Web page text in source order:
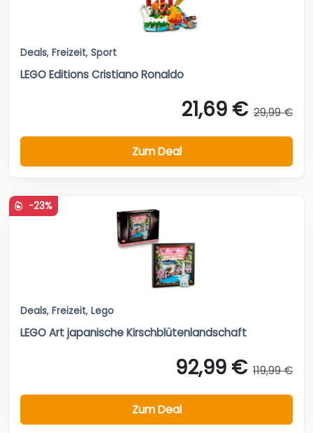
Deals, Freizeit, Sport
LEGO Editions Cristiano Ronaldo
21,69 € 29,99 €
Zum Deal
-23%
Deals, Freizeit, Lego
LEGO Art japanische Kirschblütenlandschaft
92,99 € 119,99 €
Zum Deal